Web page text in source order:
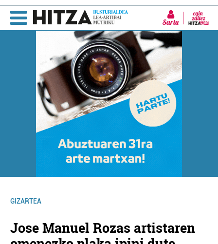
Sartu
GIZARTEA
Jose Manuel Rozas artistaren